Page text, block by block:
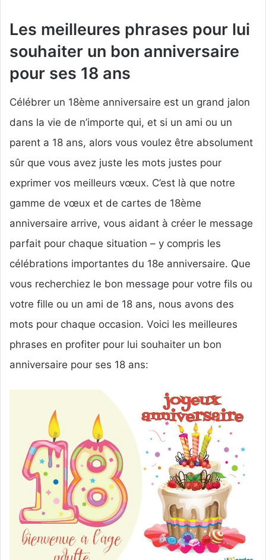
Les meilleures phrases pour lui
souhaiter un bon anniversaire
pour ses 18 ans
Célébrer un 18ème anniversaire est un grand jalon
dans la vie de n’importe qui, et si un ami ou un
parent a 18 ans, alors vous voulez être absolument
sûr que vous avez juste les mots justes pour
exprimer vos meilleurs vœux. C’est là que notre
gamme de vœux et de cartes de 18ème
anniversaire arrive, vous aidant à créer le message
parfait pour chaque situation – y compris les
célébrations importantes du 18e anniversaire. Que
vous recherchiez le bon message pour votre fils ou
votre fille ou un ami de 18 ans, nous avons des
mots pour chaque occasion. Voici les meilleures
phrases en profiter pour lui souhaiter un bon
anniversaire pour ses 18 ans: